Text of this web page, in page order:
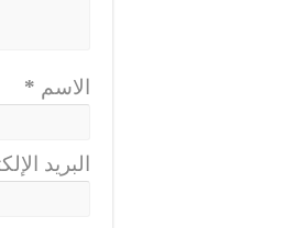
الاسم *
البريد